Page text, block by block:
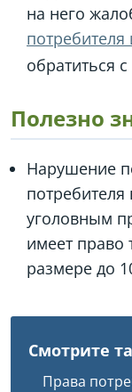
на него
обратиться
Полезно
Нарушение
потребителя
уголовным
имеет право
размере до
Смотрите
Права